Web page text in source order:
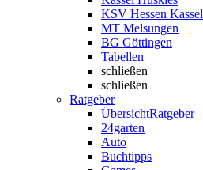
KSV Hessen Kassel
MT Melsungen
BG Göttingen
Tabellen
schließen
schließen
Ratgeber
ÜbersichtRatgeber
24garten
Auto
Buchtipps